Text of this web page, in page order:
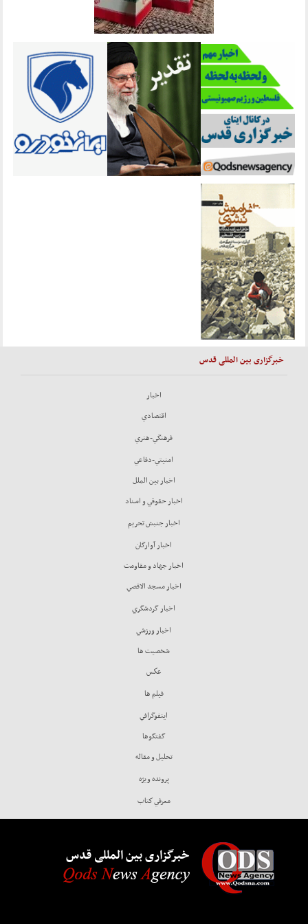
خبرگزاری بین المللی قدس
اخبار
اقتصادي
فرهنگي-هنري
امنيتي-دفاعي
اخبار بين الملل
اخبار حقوقي و اسناد
اخبار جنبش تحريم
اخبار آوارگان
اخبار جهاد و مقاومت
اخبار مسجد الاقصي
اخبار گردشگري
اخبار ورزشي
شخصيت ها
عكس
فيلم ها
اينفوگرافي
گفتگوها
تحليل و مقاله
پرونده ويژه
معرفي كتاب
خبرگزاری بین المللی قدس